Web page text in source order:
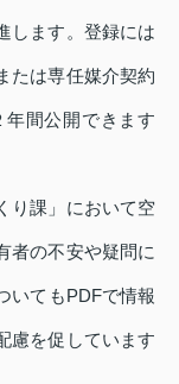
します。登録には
たは専任媒介契約
間公開できます
り課」において空
者の不安や疑問に
いてもPDFで情報
慮を促しています